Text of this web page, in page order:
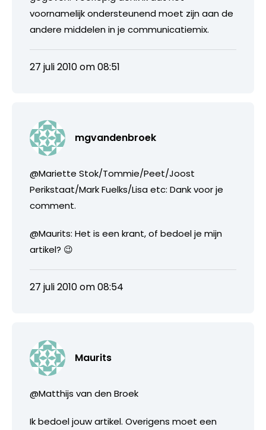
voornamelijk ondersteunend moet zijn aan de
andere middelen in je communicatiemix.
27 juli 2010 om 08:51
mgvandenbroek
@Mariette Stok/Tommie/Peet/Joost
Perikstaat/Mark Fuelks/Lisa etc: Dank voor je
comment.
@Maurits: Het is een krant, of bedoel je mijn
artikel? 😉
27 juli 2010 om 08:54
Maurits
@Matthijs van den Broek
Ik bedoel jouw artikel. Overigens moet een